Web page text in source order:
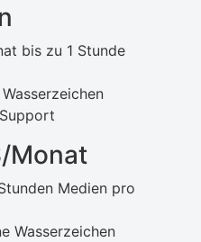
bis zu 1 Stunde
Monat
Medien pro
Wasserzeichen